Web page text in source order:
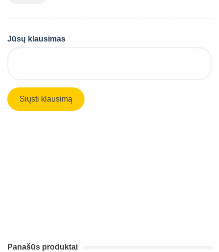
Jūsų klausimas
Panašūs produktai